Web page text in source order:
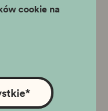
cookie na
*